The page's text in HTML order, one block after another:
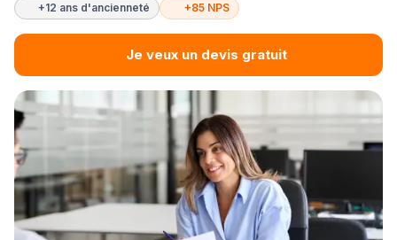
+12 ans d'ancienneté +85 NPS
Je veux un devis gratuit